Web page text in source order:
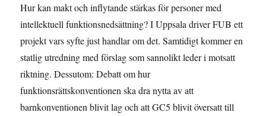
Hur kan makt och inflytande stärkas för personer med
intellektuell funktionsnedsättning? I Uppsala driver FUB ett
projekt vars syfte just handlar om det. Samtidigt kommer en
statlig utredning med förslag som sannolikt leder i motsatt
riktning. Dessutom: Debatt om hur
funktionsrättskonventionen ska dra nytta av att
barnkonventionen blivit lag och att GC5 blivit översatt till